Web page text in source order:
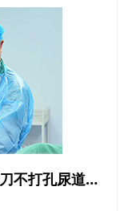
无创纤维软性肾镜取石术：不开刀不打孔尿道介入保肾取石